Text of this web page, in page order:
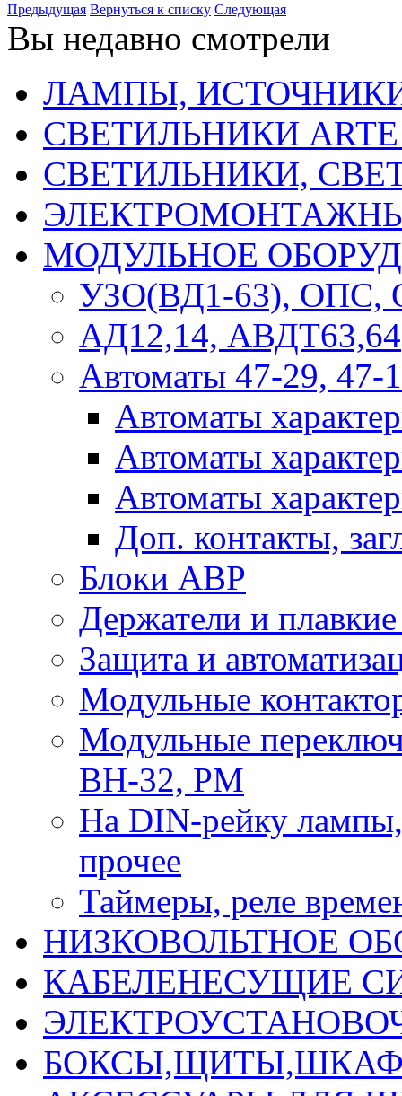
Предыдущая Вернуться к списку Следующая
Вы недавно смотрели
ЛАМПЫ,
СВЕТИЛЬНИКИ ARTE
СВЕТИЛЬНИКИ,
МОДУЛЬНОЕ
УЗО(ВД1-63), ОПС,
АД12,14, АВДТ63,64
Автоматы 47-29, 47-
Автоматы
Автоматы
Автоматы
Доп. контакты,
Блоки АВР
Держатели и
Защита и
Модульные
Модульные
ВН-32, РМ
На DIN-рейку
прочее
Таймеры, реле
НИЗКОВОЛЬТНОЕ
КАБЕЛЕНЕСУЩИЕ